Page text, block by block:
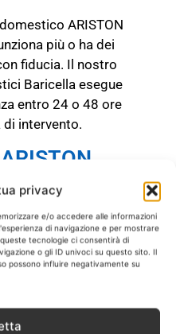
privacy
e/o accedere alle informazioni
di navigazione e per mostrare
tecnologie ci consentirà di
o gli ID univoci su questo sito. Il
possono influire negativamente su
ARISTON
più o ha dei
fiducia. Il nostro
Baricella esegue
entro 24 o 48 ore
intervento.
DI
coperti da